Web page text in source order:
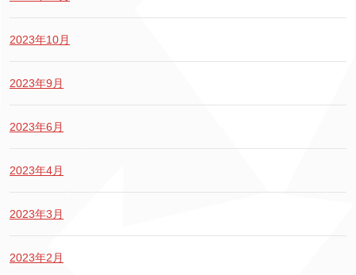
2023年10月
2023年9月
2023年6月
2023年4月
2023年3月
2023年2月